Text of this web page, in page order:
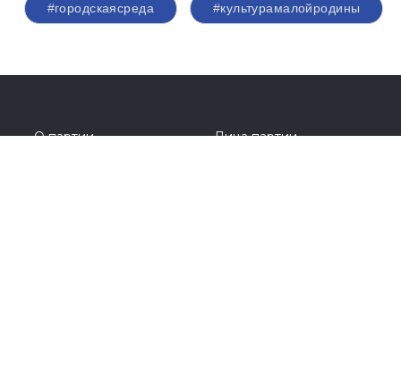
#городскаясреда #культурамалойродины
О партии
Лица партии